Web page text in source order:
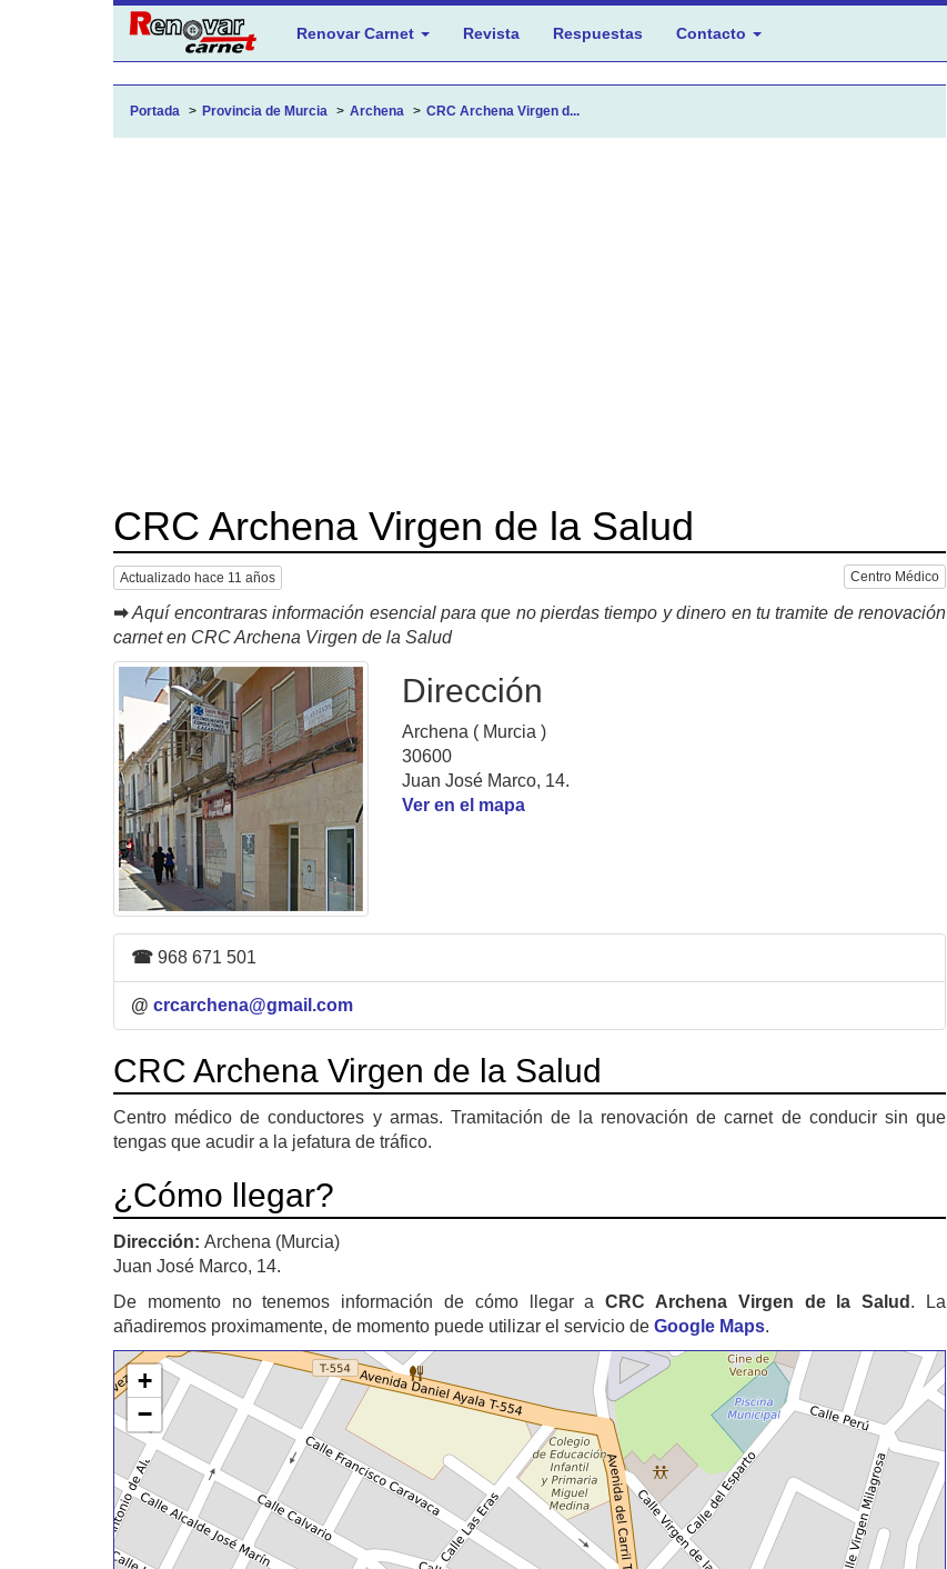
Renovar Carnet Revista Respuestas Contacto
Portada Provincia de Murcia Archena CRC Archena Virgen d...
CRC Archena Virgen de la Salud
Actualizado hace 11 años Centro Médico
➡ Aquí encontraras información esencial para que no pierdas tiempo y dinero en tu tramite de renovación
carnet en CRC Archena Virgen de la Salud
Dirección
Archena ( Murcia )
30600
Juan José Marco, 14.
Ver en el mapa
☎ 968 671 501
@ crcarchena@gmail.com
CRC Archena Virgen de la Salud
Centro médico de conductores y armas. Tramitación de la renovación de carnet de conducir sin que
tengas que acudir a la jefatura de tráfico.
¿Cómo llegar?
Dirección: Archena (Murcia)
Juan José Marco, 14.
De momento no tenemos información de cómo llegar aCRC Archena Virgen de la Salud . La
añadiremos proximamente, de momento puede utilizar el servicio de Google Maps.
+
−